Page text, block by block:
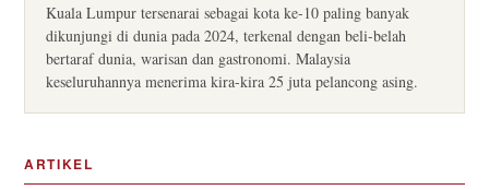
Kuala Lumpur tersenarai sebagai kota ke-10 paling banyak
dikunjungi di dunia pada 2024, terkenal dengan beli-belah
bertaraf dunia, warisan dan gastronomi. Malaysia
keseluruhannya menerima kira-kira 25 juta pelancong asing.
ARTIKEL